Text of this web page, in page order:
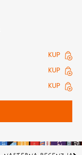
KUP
KUP
KUP